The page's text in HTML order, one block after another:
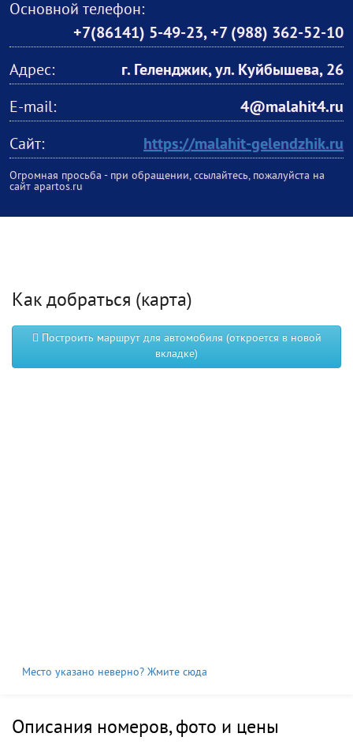
Основной телефон:
+7(86141) 5-49-23,+7 (988) 362-52-10
Адрес:
г. Геленджик, ул. Куйбышева, 26
E-mail:
4@malahit4.ru
Сайт:
https://malahit-gelendzhik.ru
Огромная просьба - при обращении, ссылайтесь, пожалуйста на
сайт apartos.ru
Как добраться (карта)
Построить маршрут для автомобиля (откроется в новой
вкладке)
Место указано неверно? Жмите сюда
Описания номеров, фото и цены